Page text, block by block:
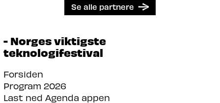
Se alle partnere
- Norges viktigste
teknologifestival
Forsiden
Program 2026
Last ned Agenda appen